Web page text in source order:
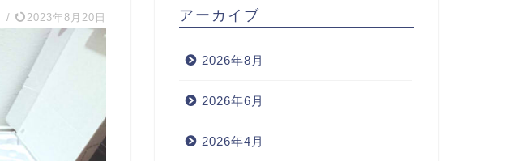
/ 2023年8月20日 アーカイブ
2026年8月
2026年6月
2026年4月